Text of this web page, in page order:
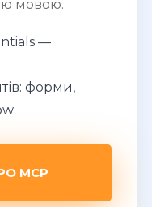
мовою.
—
форми,
MCP